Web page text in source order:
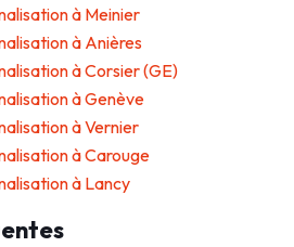
à Meinier
à Anières
à Corsier (GE)
à Genève
à Vernier
à Carouge
à Lancy